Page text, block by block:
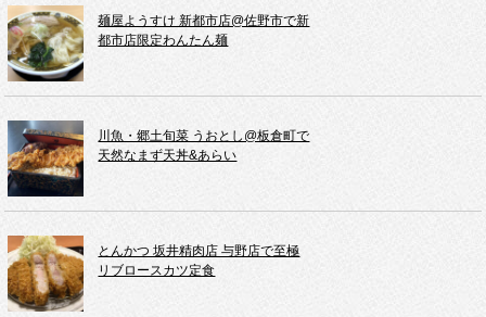
麺屋ようすけ 新都市店@佐野市で新
都市店限定わんたん麺
川魚・郷土旬菜 うおとし@板倉町で
天然なまず天丼&あらい
とんかつ 坂井精肉店 与野店で至極
リブロースカツ定食